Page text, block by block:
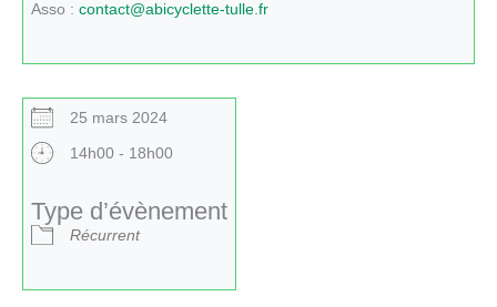
Asso : contact@abicyclette-tulle.fr
25 mars 2024
14h00 - 18h00
Type d’évènement
Récurrent